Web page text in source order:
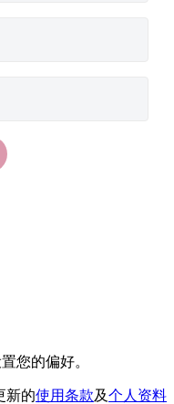
您的偏好。
新的使用条款及个人资料